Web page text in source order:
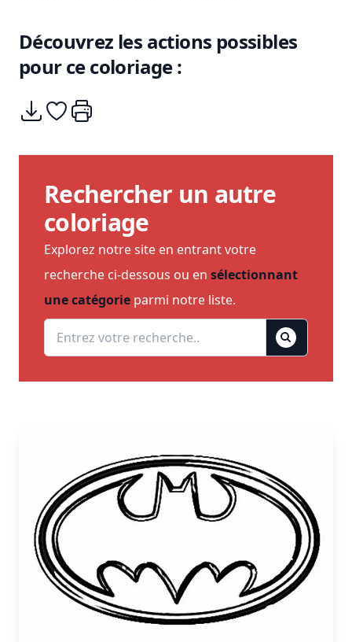
Découvrez les actions possibles
pour ce coloriage :
Télécharger
Ajouter à mes coups de coeurs
Imprimer
Rechercher un autre
coloriage
Explorez notre site en entrant votre
recherche ci-dessous ou en sélectionnant
une catégorie parmi notre liste.